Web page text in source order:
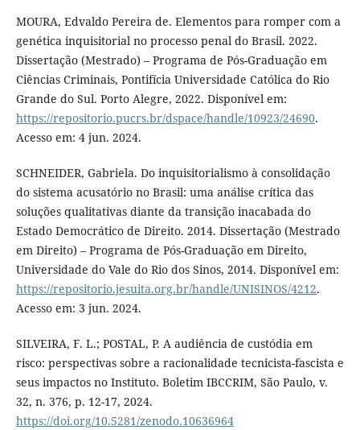
MOURA, Edvaldo Pereira de. Elementos para romper com a
genética inquisitorial no processo penal do Brasil. 2022.
Dissertação (Mestrado) – Programa de Pós-Graduação em
Ciências Criminais, Pontifícia Universidade Católica do Rio
Grande do Sul. Porto Alegre, 2022. Disponível em:
https://repositorio.pucrs.br/dspace/handle/10923/24690.
Acesso em: 4 jun. 2024.
SCHNEIDER, Gabriela. Do inquisitorialismo à consolidação
do sistema acusatório no Brasil: uma análise crítica das
soluções qualitativas diante da transição inacabada do
Estado Democrático de Direito. 2014. Dissertação (Mestrado
em Direito) – Programa de Pós-Graduação em Direito,
Universidade do Vale do Rio dos Sinos, 2014. Disponível em:
https://repositorio.jesuita.org.br/handle/UNISINOS/4212.
Acesso em: 3 jun. 2024.
SILVEIRA, F. L.; POSTAL, P. A audiência de custódia em
risco: perspectivas sobre a racionalidade tecnicista-fascista e
seus impactos no Instituto. Boletim IBCCRIM, São Paulo, v.
32, n. 376, p. 12-17, 2024.
https://doi.org/10.5281/zenodo.10636964